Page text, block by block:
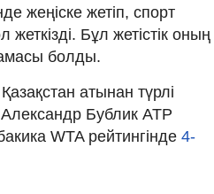
жеңіске жетіп, спорт
Бұл жетістік оның
болды.
атынан түрлі
Бублик ATP
WTA рейтингінде 4-